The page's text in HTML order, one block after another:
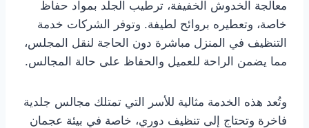
معالجة الخدوش الخفيفة، ترطيب الجلد بمواد حفاظ
خاصة، وتعطيره بروائح لطيفة. وتوفر الشركات خدمة
التنظيف في المنزل مباشرة دون الحاجة لنقل المجلس،
مما يضمن الراحة للعميل والحفاظ على حالة المجالس.
وتُعد هذه الخدمة مثالية للأسر التي تمتلك مجالس جلدية
فاخرة وتحتاج إلى تنظيف دوري، خاصة في بيئة عجمان